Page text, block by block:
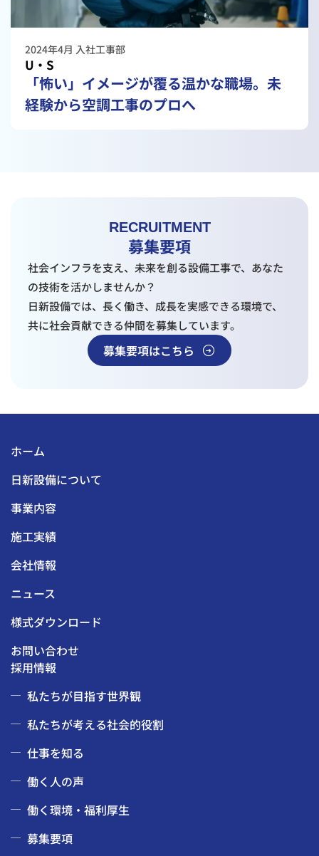
2024年4月 入社工事部
U・S
「怖い」イメージが覆る温かな職場。 未
経験から空調工事のプロへ
RECRUITMENT
募集要項
社会インフラを支え、未来を創る設備工事で、あなた
の技術を活かしませんか？
日新設備では、長く働き、成長を実感できる環境で、
共に社会貢献できる仲間を募集しています。
募集要項はこちら
ホーム
日新設備について
事業内容
施工実績
会社情報
ニュース
様式ダウンロード
お問い合わせ
採用情報
私たちが目指す世界観
私たちが考える社会的役割
仕事を知る
働く人の声
働く環境・福利厚生
募集要項